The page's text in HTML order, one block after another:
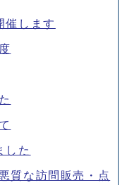
催します
した
質な訪問販売・点